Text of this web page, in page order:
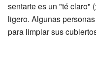
sentarte es un "té claro"
ligero. Algunas
para limpiar sus